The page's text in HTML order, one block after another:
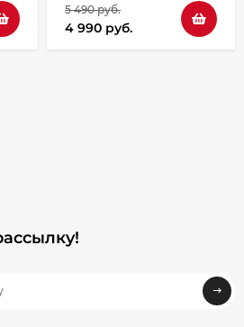
5 490 руб.
4 990 руб.